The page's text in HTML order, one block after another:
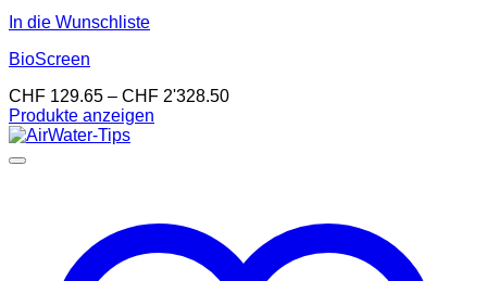
In die Wunschliste
BioScreen
CHF 129.65 – CHF 2'328.50Preisspanne:
Produkte anzeigen